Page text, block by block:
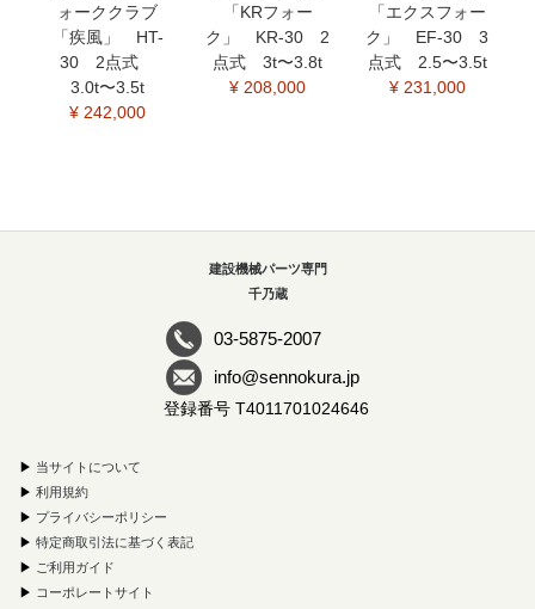
ォーククラブ
「疾風」 HT-
30 2点式
3.0t〜3.5t
¥ 242,000
「KRフォー
ク」 KR-30 2
点式 3t〜3.8t
¥ 208,000
「エクスフォー
ク」 EF-30 3
点式 2.5〜3.5t
¥ 231,000
建設機械パーツ専門
千乃蔵
03-5875-2007
info@sennokura.jp
登録番号 T4011701024646
▶ 当サイトについて
▶ 利用規約
▶ プライバシーポリシー
▶ 特定商取引法に基づく表記
▶ ご利用ガイド
▶ コーポレートサイト